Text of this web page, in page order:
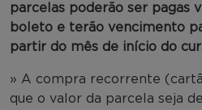
parcelas poderão ser pagas
boleto e terão vencimento
partir do mês de início do
» A compra recorrente
que o valor da parcela seja